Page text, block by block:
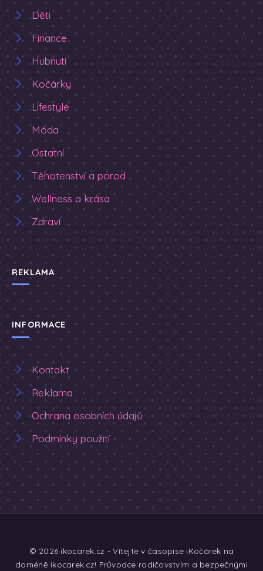
Děti
Finance
Hubnutí
Kočárky
Lifestyle
Móda
Ostatní
Těhotenství a porod
Wellness a krása
Zdraví
REKLAMA
INFORMACE
Kontakt
Reklama
Ochrana osobních údajů
Podmínky použití
© 2026 ikocarek.cz - Vítejte v časopise iKočárek na
doméně ikocarek.cz! Průvodce rodičovstvím a bezpečnými